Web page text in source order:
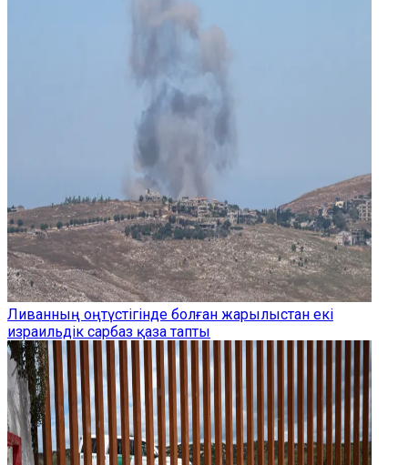
Ливанның оңтүстігінде болған жарылыстан екі
израильдік сарбаз қаза тапты